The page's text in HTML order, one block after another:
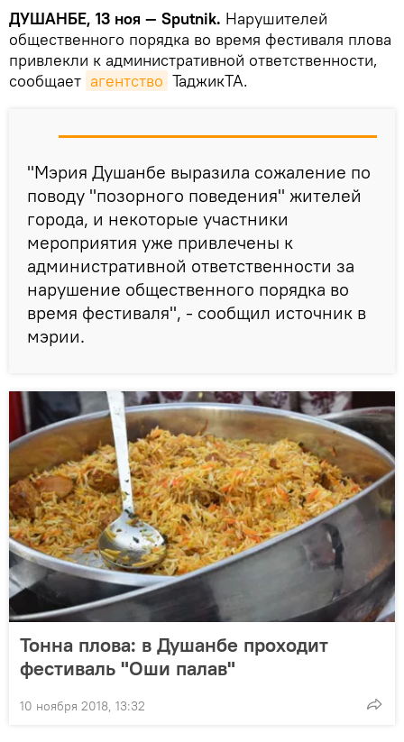
ДУШАНБЕ, 13 ноя — Sputnik. Нарушителей
общественного порядка во время фестиваля плова
привлекли к административной ответственности,
сообщает агентство ТаджикТА.
"Мэрия Душанбе выразила сожаление по
поводу "позорного поведения" жителей
города, и некоторые участники
мероприятия уже привлечены к
административной ответственности за
нарушение общественного порядка во
время фестиваля", - сообщил источник в
мэрии.
Тонна плова: в Душанбе проходит
фестиваль "Оши палав"
10 ноября 2018, 13:32